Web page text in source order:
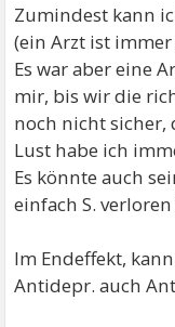
Zumindest kann
(ein Arzt ist
Es war aber eine
mir, bis wir die
noch nicht sicher,
Lust habe ich
Es könnte auch
einfach S.
Im Endeffekt,
Antidepr. auch